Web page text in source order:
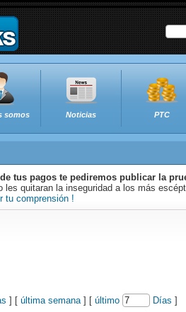
somos Noticias PTC
tus pagos te pediremos publicar la
les quitaran la inseguridad a los más
tu comprensión !
] [ última semana] [ último Días ]